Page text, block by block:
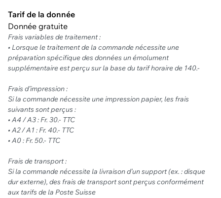
Tarif de la donnée
Donnée gratuite
Frais variables de traitement :
• Lorsque le traitement de la commande nécessite une
préparation spécifique des données un émolument
supplémentaire est perçu sur la base du tarif horaire de 140.-
Frais d’impression :
Si la commande nécessite une impression papier, les frais
suivants sont perçus :
• A4 / A3 : Fr. 30.- TTC
• A2 / A1 : Fr. 40.- TTC
• A0 : Fr. 50.- TTC
Frais de transport :
Si la commande nécessite la livraison d’un support (ex. : disque
dur externe), des frais de transport sont perçus conformément
aux tarifs de la Poste Suisse